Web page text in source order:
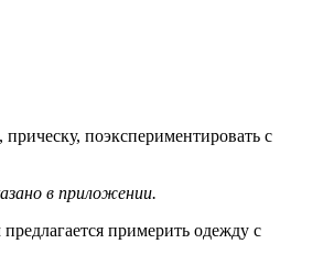
поэкспериментировать с
в приложении.
примерить одежду с